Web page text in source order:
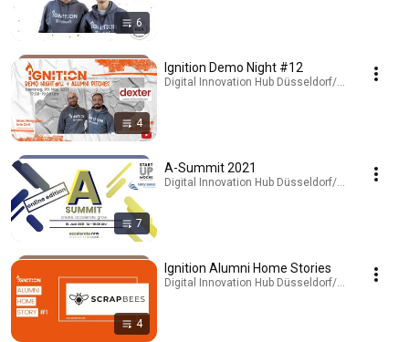
6
4
Ignition Demo Night #12
Digital Innovation Hub Düsseldorf/Rheinland ·
7
A-Summit 2021
Digital Innovation Hub Düsseldorf/Rheinland ·
4
Ignition Alumni Home Stories
Digital Innovation Hub Düsseldorf/Rheinland ·